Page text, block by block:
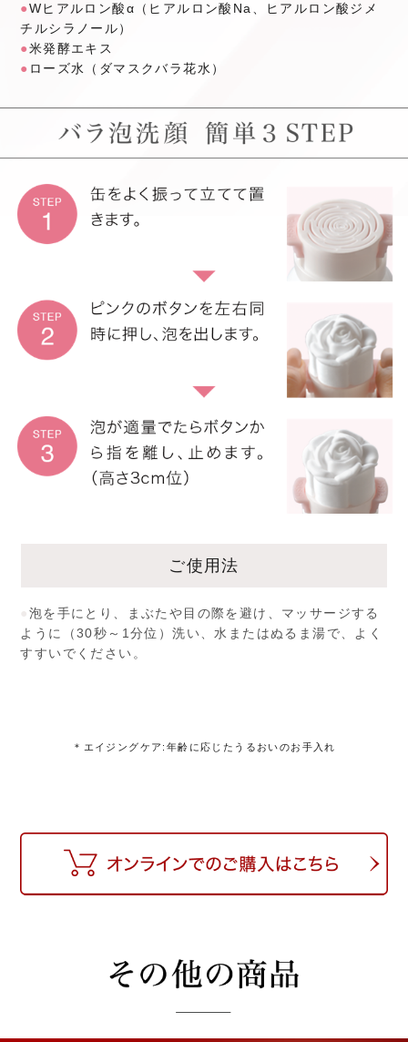
●Wヒアルロン酸α（ヒアルロン酸Na、ヒアルロン酸ジメ
チルシラノール）
●米発酵エキス
● ローズ水（ダマスクバラ花水）
ご使用法
泡を手にとり、まぶたや目の際を避け、マッサージする
ように（30秒～1分位）洗い、水またはぬるま湯で、よく
すすいでください。
＊エイジングケア:年齢に応じたうるおいのお手入れ